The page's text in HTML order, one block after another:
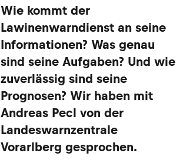
Wie kommt der
Lawinenwarndienst an seine
Informationen? Was genau
sind seine Aufgaben? Und wie
zuverlässig sind seine
Prognosen? Wir haben mit
Andreas Pecl von der
Landeswarnzentrale
Vorarlberg gesprochen.